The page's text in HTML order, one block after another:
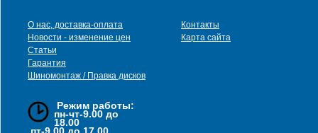
О нас, доставка-оплата
Новости - изменение цен
Статьи
Гарантия
Шиномонтаж / Правка дисков
Контакты
Карта сайта
Режим работы:
пн-чт-9.00 до
18.00